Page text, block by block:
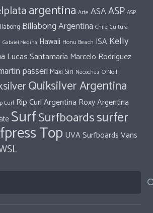
argentina Arte ASAASP ASP
Billabong Argentina Chile Cultura
Gabriel Medina Hawaii Honu Beach ISA Kelly
Lucas Santamaría Marcelo Rodríguez
passeri Maxi Siri Necochea O'Neill
Quiksilver Argentina
Curl Rip Curl Argentina Roxy Argentina
SurfSurfboardssurfer
Top UVA Surfboards Vans